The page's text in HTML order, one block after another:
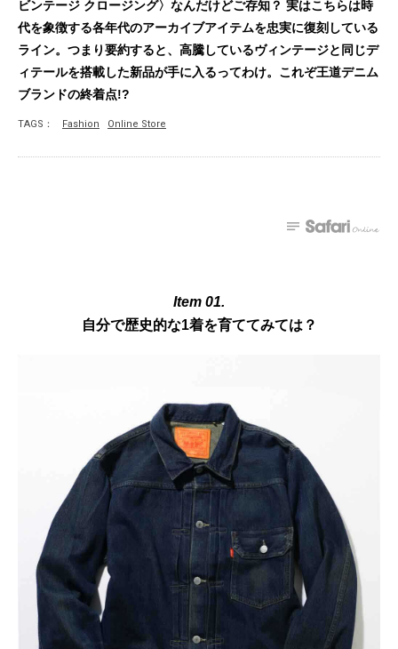
ビンテージ クロージング〉なんだけどご存知？ 実はこちらは時
代を象徴する各年代のアーカイブアイテムを忠実に復刻している
ライン。つまり要約すると、高騰しているヴィンテージと同じデ
ィテールを搭載した新品が手に入るってわけ。これぞ王道デニム
ブランドの終着点!?
TAGS： Fashion Online Store
Item 01.
自分で歴史的な1着を育ててみては？